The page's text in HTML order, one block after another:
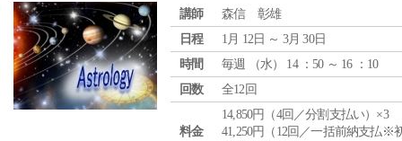
講師
森信 彰雄
日程
1月 12日 ～ 3月 30日
時間
毎週 （水） 14 ：50 ～ 16 ：10
回数
全12回
料金
14,850円（4回／分割支払い）×3
41,250円（12回／一括前納支払※